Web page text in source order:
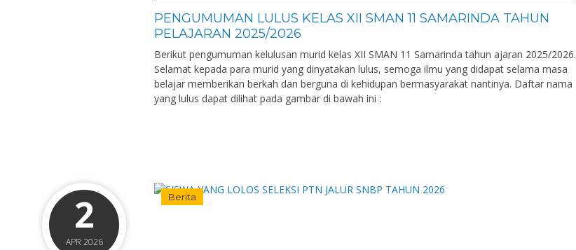
PENGUMUMAN LULUS KELAS XII SMAN 11 SAMARINDA TAHUN
PELAJARAN 2025/2026
Berikut pengumuman kelulusan murid kelas XII SMAN 11 Samarinda tahun ajaran 2025/2026.
Selamat kepada para murid yang dinyatakan lulus, semoga ilmu yang didapat selama masa
belajar memberikan berkah dan berguna di kehidupan bermasyarakat nantinya. Daftar nama
yang lulus dapat dilihat pada gambar di bawah ini :
2
APR 2026
Berita